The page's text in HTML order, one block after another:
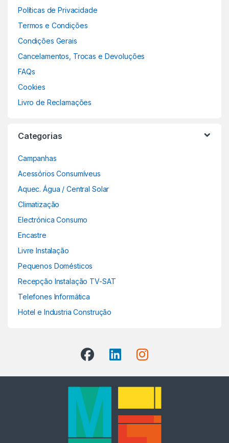
Políticas de Privacidade
Termos e Condições
Condições Gerais
Cancelamentos, Trocas e Devoluções
FAQs
Cookies
Livro de Reclamações
Categorias
Campanhas
Acessórios Consumíveus
Aquec. Água / Central Solar
Climatização
Electrónica Consumo
Encastre
Livre Instalação
Pequenos Domésticos
Recepção Instalação TV-SAT
Telefones Informática
Hotel e Industria Construção